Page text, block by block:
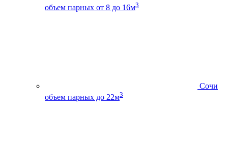
объем парных от 8 до 16м3
Сочи
объем парных до 22м3